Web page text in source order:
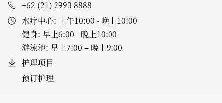
+62 (21) 2993 8888
水疗中心: 上午10:00 - 晚上10:00
健身: 早上6:00 - 晚上10:00
游泳池: 早上7:00 – 晚上9:00
护理项目
预订护理